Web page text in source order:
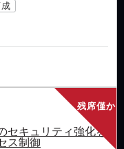
残席僅か
キュリティ強化を
ス制御